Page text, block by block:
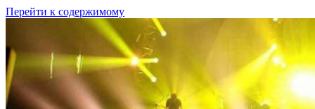
Перейти к содержимому